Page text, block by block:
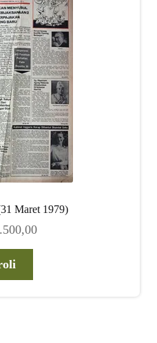
Maret 1979)